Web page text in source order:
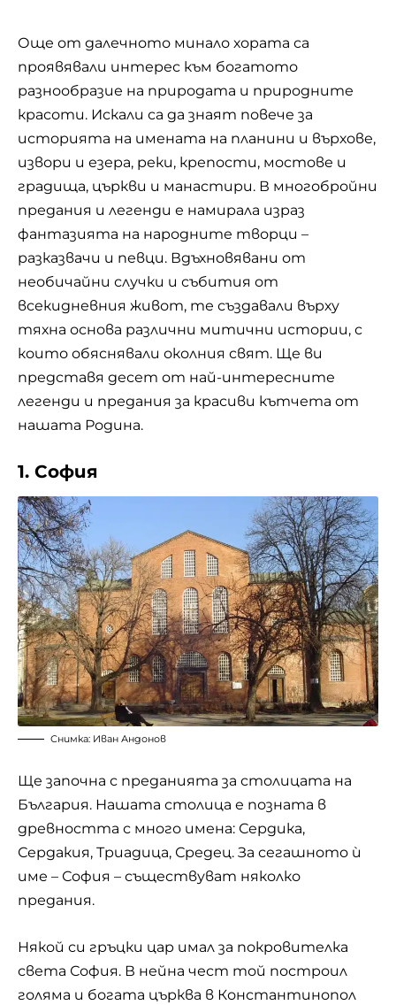
Още от далечното минало хората са
проявявали интерес към богатото
разнообразие на природата и природните
красоти. Искали са да знаят повече за
историята на имената на планини и върхове,
извори и езера, реки, крепости, мостове и
градища, църкви и манастири. В многобройни
предания и легенди е намирала израз
фантазията на народните творци –
разказвачи и певци. Вдъхновявани от
необичайни случки и събития от
всекидневния живот, те създавали върху
тяхна основа различни митични истории, с
които обяснявали околния свят. Ще ви
представя десет от най-интересните
легенди и предания за красиви кътчета от
нашата Родина.
1. София
Снимка: Иван Андонов
Ще започна с преданията за столицата на
България. Нашата столица е позната в
древността с много имена: Сердика,
Сердакия, Триадица, Средец. За сегашното ѝ
име – София – съществуват няколко
предания.
Някой си гръцки цар имал за покровителка
света София. В нейна чест той построил
голяма и богата църква в Константинопол